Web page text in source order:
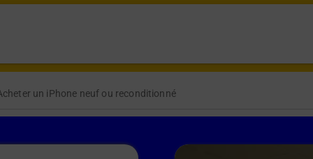
un iPhone neuf ou reconditionné